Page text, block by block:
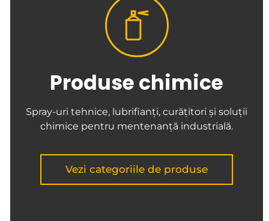
Produse chimice
Spray-uri tehnice, lubrifianți, curățitori și soluții
chimice pentru mentenanță industrială.
Vezi categoriile de produse